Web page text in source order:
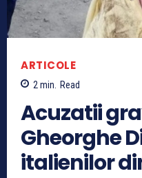
ARTICOLE
2 min. Read
Acuzatii
Gheorghe
italienilor